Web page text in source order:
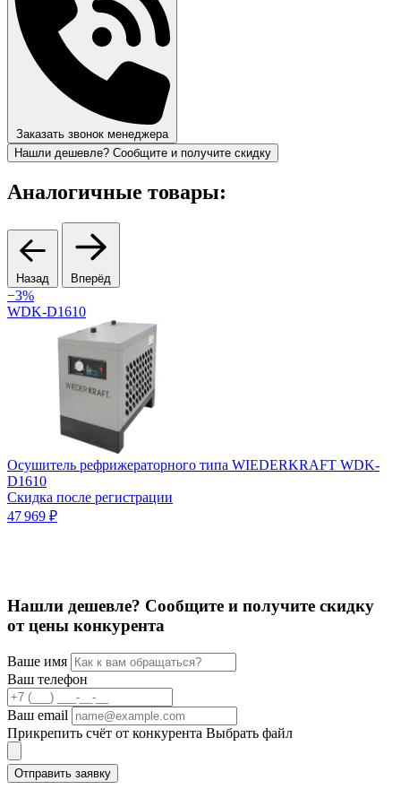
Заказать звонок менеджера
Нашли дешевле? Сообщите и получите скидку
Аналогичные товары:
Назад Вперёд
−3%
WDK-D1610
Осушитель рефрижераторного типа WIEDERKRAFT WDK-
D1610
Скидка после регистрации
47 969 ₽
Нашли дешевле? Сообщите и получите скидку
от цены конкурента
Ваше имя
Ваш телефон
Ваш email
Прикрепить счёт от конкурента Выбрать файл
Отправить заявку